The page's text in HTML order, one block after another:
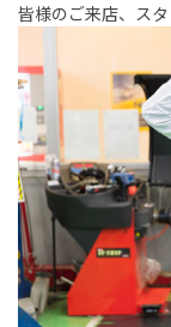
皆様のご来店、ス